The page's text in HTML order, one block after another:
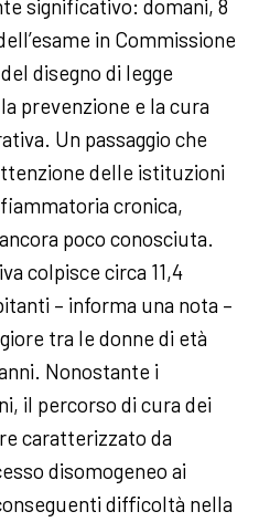
significativo: domani, 8
in Commissione
disegno di legge
prevenzione e la cura
Un passaggio che
delle istituzioni
cronica,
poco conosciuta.
colpisce circa 11,4
– informa una nota –
tra le donne di età
Nonostante i
il percorso di cura dei
caratterizzato da
disomogeneo ai
difficoltà nella